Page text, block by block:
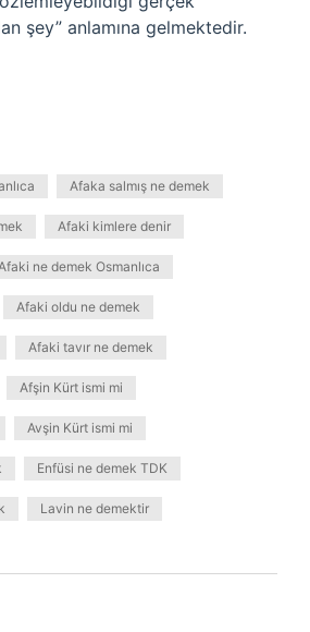
şey” anlamına gelmektedir.
Afaka salmış ne demek
Afaki kimlere denir
ne demek Osmanlıca
Afaki oldu ne demek
Afaki tavır ne demek
Afşin Kürt ismi mi
Avşin Kürt ismi mi
Enfüsi ne demek TDK
Lavin ne demektir